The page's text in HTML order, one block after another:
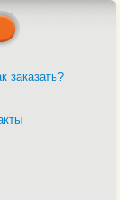
заказать?